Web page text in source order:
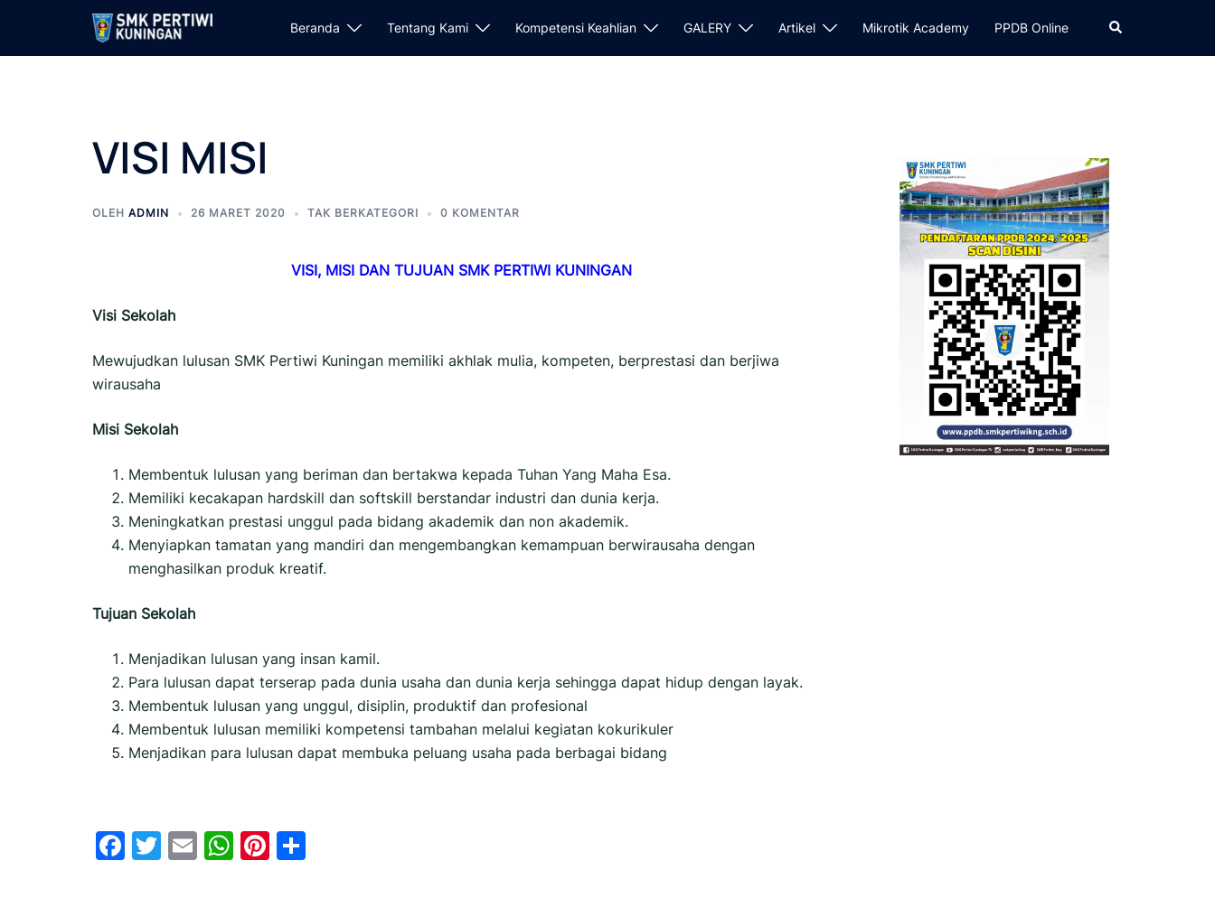
Beranda Tentang Kami Kompetensi Keahlian GALERY Artikel Mikrotik Academy PPDB Online
VISI MISI
OLEH ADMIN 26 MARET 2020 TAK BERKATEGORI 0 KOMENTAR
VISI, MISI DAN TUJUAN SMK PERTIWI KUNINGAN
Visi Sekolah
Mewujudkan lulusan SMK Pertiwi Kuningan memiliki akhlak mulia, kompeten, berprestasi dan berjiwa
wirausaha
Misi Sekolah
Membentuk lulusan yang beriman dan bertakwa kepada Tuhan Yang Maha Esa.
Memiliki kecakapan hardskill dan softskill berstandar industri dan dunia kerja.
Meningkatkan prestasi unggul pada bidang akademik dan non akademik.
Menyiapkan tamatan yang mandiri dan mengembangkan kemampuan berwirausaha dengan
menghasilkan produk kreatif.
Tujuan Sekolah
Menjadikan lulusan yang insan kamil.
Para lulusan dapat terserap pada dunia usaha dan dunia kerja sehingga dapat hidup dengan layak.
Membentuk lulusan yang unggul, disiplin, produktif dan profesional
Membentuk lulusan memiliki kompetensi tambahan melalui kegiatan kokurikuler
Menjadikan para lulusan dapat membuka peluang usaha pada berbagai bidang
Facebook
Twitter
EmailWhatsApp
Pinterest